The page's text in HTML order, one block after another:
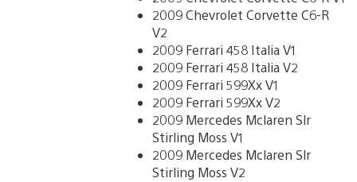
2009 Chevrolet Corvette C6-R
V2
2009 Ferrari 458 Italia V1
2009 Ferrari 458 Italia V2
2009 Ferrari 599Xx V1
2009 Ferrari 599Xx V2
2009 Mercedes Mclaren Slr
Stirling Moss V1
2009 Mercedes Mclaren Slr
Stirling Moss V2